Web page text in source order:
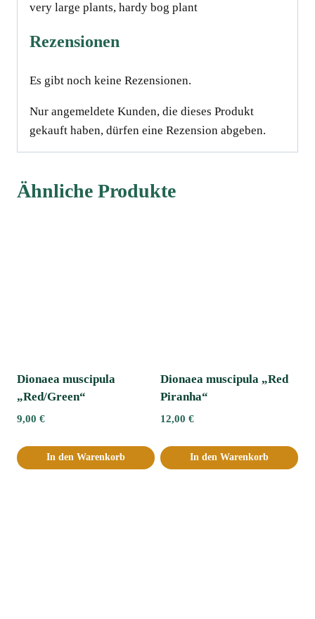
very large plants, hardy bog plant
Rezensionen
Es gibt noch keine Rezensionen.
Nur angemeldete Kunden, die dieses Produkt
gekauft haben, dürfen eine Rezension abgeben.
Ähnliche Produkte
Dionaea muscipula
„Red/Green“
9,00 €
In den Warenkorb
Dionaea muscipula „Red
Piranha“
12,00 €
In den Warenkorb